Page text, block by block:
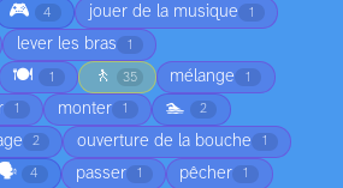
🎮 4 jouer de la musique 1
lever les bras 1
🍽️ 1 🚶 35 mélange 1
1 monter 1 🏊 2
2 ouverture de la bouche 1
4 passer 1 pêcher 1